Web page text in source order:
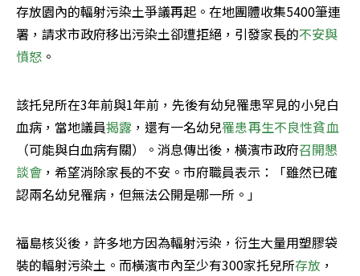
存放園內的輻射污染土爭議再起。在地團體收集5400筆連
署，請求市政府移出污染土卻遭拒絕，引發家長的不安與
憤怒 。
該托兒所在3年前與1年前，先後有幼兒罹患罕見的小兒白
血病，當地議員揭露 ，還有一名幼兒罹患再生不良性貧血
（可能與白血病有關）。消息傳出後，橫濱市政府召開懇
談會 ，希望消除家長的不安。市府職員表示：「雖然已確
認兩名幼兒罹病，但無法公開是哪一所。」
福島核災後，許多地方因為輻射污染，衍生大量用塑膠袋
裝的輻射污染土。而橫濱市內至少有300家托兒所存放 ，